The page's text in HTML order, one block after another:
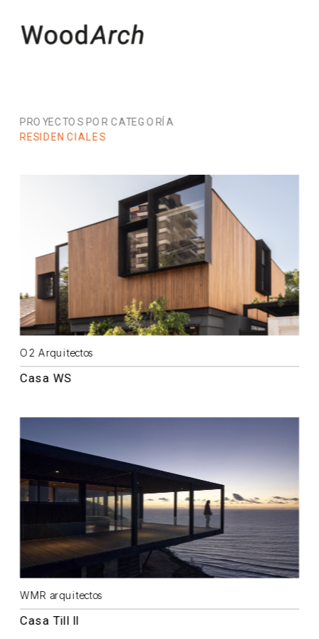
PROYECTOS POR CATEGORÍA
RESIDENCIALES
O2 Arquitectos
Casa WS
WMR arquitectos
Casa Till II